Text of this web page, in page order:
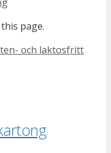
page.
och laktosfritt